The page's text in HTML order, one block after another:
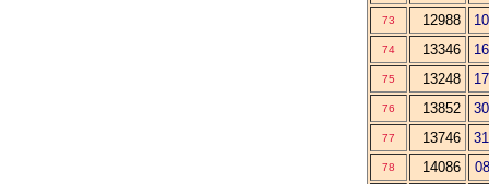
73 12988
74 13346
75 13248
76 13852
77 13746
78 14086